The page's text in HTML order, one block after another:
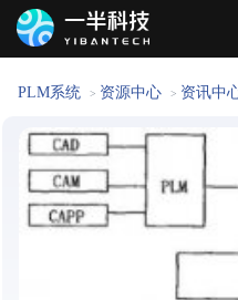
PLM系统 > 资源中心 > 资讯中